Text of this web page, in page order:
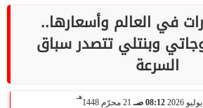
في العالم وأسعارها..
وبنتلي تتصدر سباق
السرعة
08:12 صـ 21 محرّم 1448
هـ